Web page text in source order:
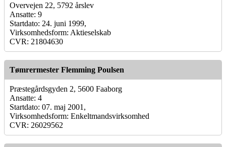
Overvejen 22, 5792 årslev
Ansatte: 9
Startdato: 24. juni 1999,
Virksomhedsform: Aktieselskab
CVR: 21804630
Tømrermester Flemming Poulsen
Præstegårdsgyden 2, 5600 Faaborg
Ansatte: 4
Startdato: 07. maj 2001,
Virksomhedsform: Enkeltmandsvirksomhed
CVR: 26029562